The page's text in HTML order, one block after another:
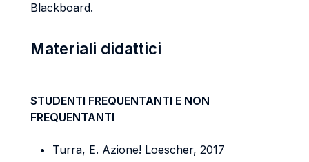
Blackboard.
Materiali didattici
STUDENTI FREQUENTANTI E NON
FREQUENTANTI
Turra, E. Azione! Loescher, 2017